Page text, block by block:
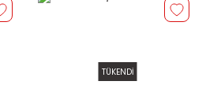
TÜKENDİ